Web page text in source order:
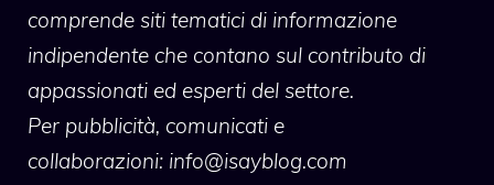
comprende siti tematici di informazione
indipendente che contano sul contributo di
appassionati ed esperti del settore.
Per pubblicità, comunicati e
collaborazioni: info@isayblog.com